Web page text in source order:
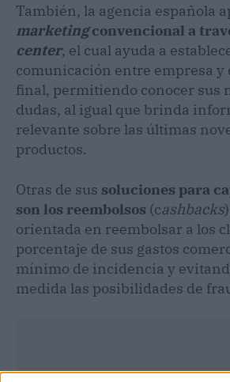
También, la agencia española
marketingconvencional a
center, el cual ayuda a
comunicación entre empresa
final, permitiendo conocer sus
dudas, al igual que brinda
relevante sobre las últimas
productos.
Otras de sus soluciones para
son los reembolsos (cashbacks
orientada en reembolsar a los
porcentaje de sus gastos
mínimo de incidencia y
medida las posibilidades de